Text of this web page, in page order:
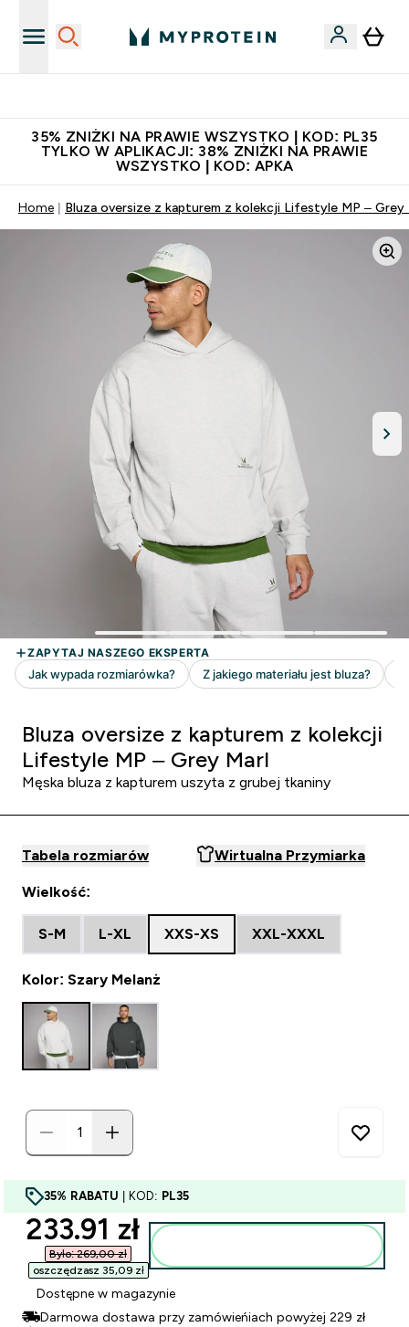
35% ZNIŻKI NA PRAWIE WSZYSTKO | KOD: PL35
TYLKO W APLIKACJI: 38% ZNIŻKI NA PRAWIE
WSZYSTKO | KOD: APKA
Home Bluza oversize z kapturem z kolekcji Lifestyle MP – Grey
Bluza oversize z kapturem z kolekcji
Lifestyle MP – Grey Marl
Męska bluza z kapturem uszyta z grubej tkaniny
Tabela rozmiarów Wirtualna Przymiarka
Wielkość:
S-M L-XL XXS-XS XXL-XXXL
Kolor: Szary Melanż
35% RABATU | KOD: PL35
discounted price
233.91 zł‎
Było: 269,00 zł‎
oszczędzasz 35,09 zł‎
Dostępne w magazynie
Darmowa dostawa przy zamówieńiach powyżej 229 zł